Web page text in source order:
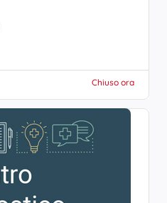
Chiuso ora